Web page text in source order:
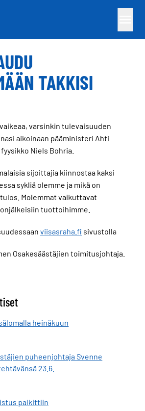
TAKKISI
varsinkin tulevaisuuden
aikoinaan pääministeri Ahti
Niels Bohria.
sijoittajia kiinnostaa kaksi
sykliä olemme ja mikä on
Molemmat vaikuttavat
tuottoihimme.
viisasraha.fi sivustolla
Osakesäästäjien toimitusjohtaja.
heinäkuun
puheenjohtaja Svenne
23.6.
palkittiin